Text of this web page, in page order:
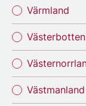
Värmland
Västerbotten
Västmanland